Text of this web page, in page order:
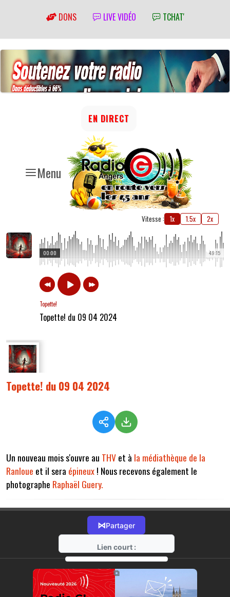
DONS LIVE VIDÉO TCHAT'
Menu
EN DIRECT
Vitesse : 1x 1.5x 2x
49:15
00:00
Topette!
Topette! du 09 04 2024
Topette! du 09 04 2024
Un nouveau mois s'ouvre au THVet à la médiathèque de la
Ranloue et il sera épineux! Nous recevons également le
photographe Raphaël Guery.
⋈Partager
Lien court :
https://radio-g.fr?14446
⧉